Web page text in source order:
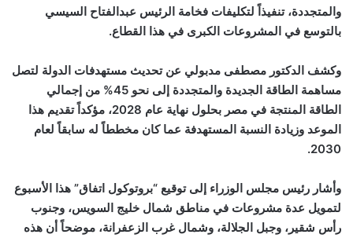
والمتجددة، تنفيذاً لتكليفات فخامة الرئيس عبدالفتاح السيسي
بالتوسع في المشروعات الكبرى في هذا القطاع.
وكشف الدكتور مصطفى مدبولي عن تحديث مستهدفات الدولة لتصل
مساهمة الطاقة الجديدة والمتجددة إلى نحو 45% من إجمالي
الطاقة المنتجة في مصر بحلول نهاية عام 2028، مؤكداً تقديم هذا
الموعد وزيادة النسبة المستهدفة عما كان مخططاً له سابقاً لعام
2030.
وأشار رئيس مجلس الوزراء إلى توقيع “بروتوكول اتفاق” هذا الأسبوع
لتمويل عدة مشروعات في مناطق شمال خليج السويس، وجنوب
رأس شقير، وجبل الجلالة، وشمال غرب الزعفرانة، موضحاً أن هذه